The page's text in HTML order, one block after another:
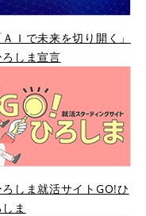
ＡＩで未来を切り開く」
ろしま宣言
ろしま就活サイトGO!ひ
ま